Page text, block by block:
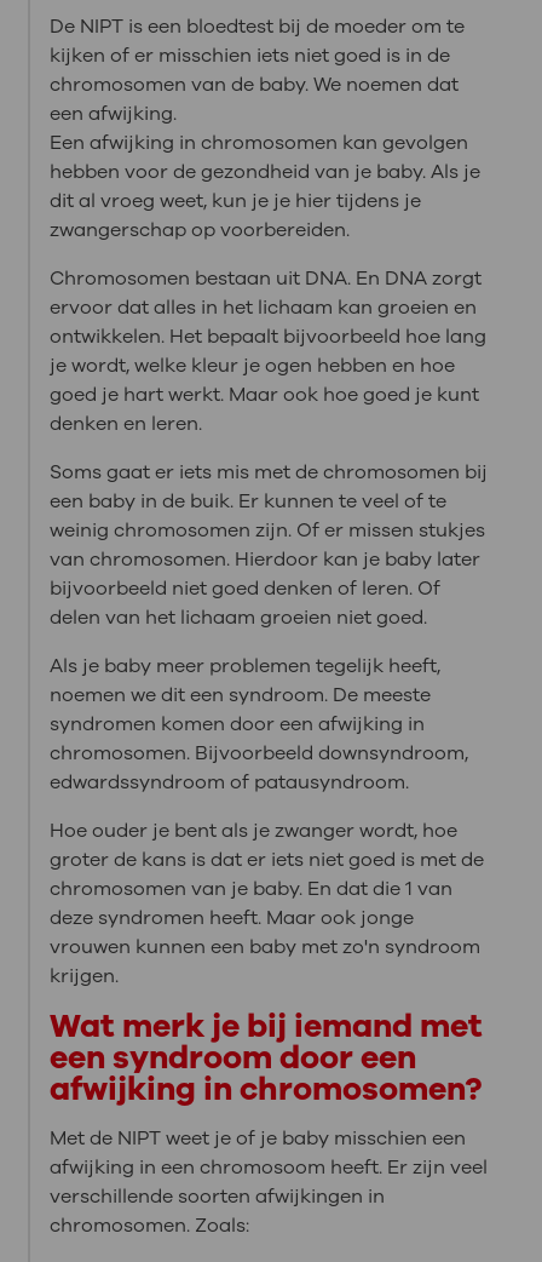
De NIPT is een bloedtest bij de moeder om te
kijken of er misschien iets niet goed is in de
chromosomen van de baby. We noemen dat
een afwijking.
Een afwijking in chromosomen kan gevolgen
hebben voor de gezondheid van je baby. Als je
dit al vroeg weet, kun je je hier tijdens je
zwangerschap op voorbereiden.
Chromosomen bestaan uit DNA. En DNA zorgt
ervoor dat alles in het lichaam kan groeien en
ontwikkelen. Het bepaalt bijvoorbeeld hoe lang
je wordt, welke kleur je ogen hebben en hoe
goed je hart werkt. Maar ook hoe goed je kunt
denken en leren.
Soms gaat er iets mis met de chromosomen bij
een baby in de buik. Er kunnen te veel of te
weinig chromosomen zijn. Of er missen stukjes
van chromosomen. Hierdoor kan je baby later
bijvoorbeeld niet goed denken of leren. Of
delen van het lichaam groeien niet goed.
Als je baby meer problemen tegelijk heeft,
noemen we dit een syndroom. De meeste
syndromen komen door een afwijking in
chromosomen. Bijvoorbeeld downsyndroom,
edwardssyndroom of patausyndroom.
Hoe ouder je bent als je zwanger wordt, hoe
groter de kans is dat er iets niet goed is met de
chromosomen van je baby. En dat die 1 van
deze syndromen heeft. Maar ook jonge
vrouwen kunnen een baby met zo'n syndroom
krijgen.
Wat merk je bij iemand met
een syndroom door een
afwijking in chromosomen?
Met de NIPT weet je of je baby misschien een
afwijking in een chromosoom heeft. Er zijn veel
verschillende soorten afwijkingen in
chromosomen. Zoals: